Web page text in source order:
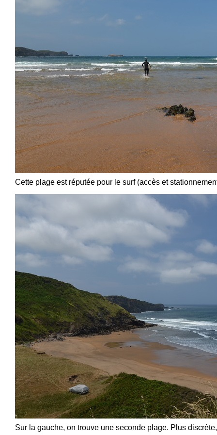
Cette plage est réputée pour le surf (accès et
Sur la gauche, on trouve une seconde plage. Plus